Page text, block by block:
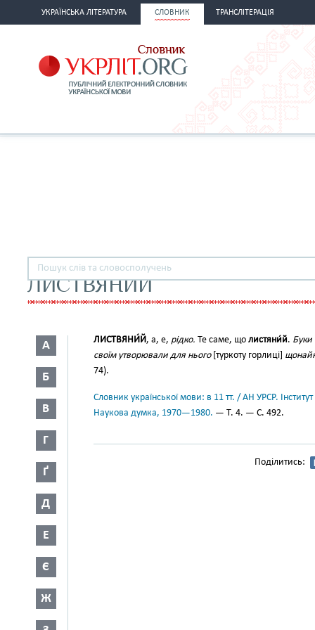
УКРАЇНСЬКА ЛІТЕРАТУРА СЛОВНИК ТРАНСЛІТЕРАЦІЯ
ЛИСТВЯНИЙ
А
Б
В
Г
Ґ
Д
Е
Є
Ж
ЛИСТВЯНИ́Й, а, е, рідко. Те саме, що листяни́й. Буки
своїм утворювали для нього[туркоту горлиці]
74).
Словник української мови: в 11 тт. / АН УРСР.
Наукова думка, 1970—1980. — Т. 4. — С. 492.
Поділитись: